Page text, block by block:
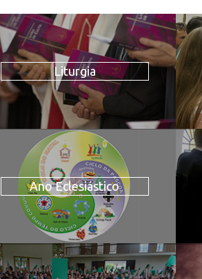
Liturgia
Ano Eclesiástico